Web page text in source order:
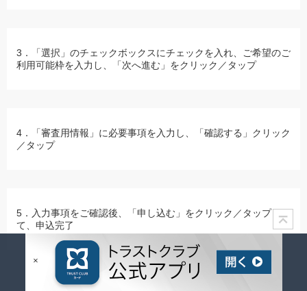
3．「選択」のチェックボックスにチェックを入れ、ご希望のご
利用可能枠を入力し、「次へ進む」をクリック／タップ
4．「審査用情報」に必要事項を入力し、「確認する」クリック
／タップ
5．入力事項をご確認後、「申し込む」をクリック／タップし
て、申込完了
繰上返済について